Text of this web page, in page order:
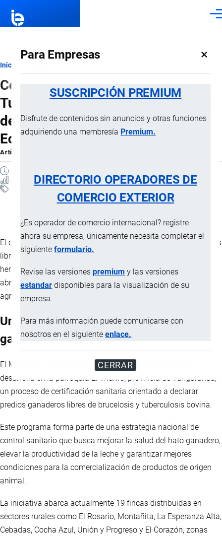
Para Empresas ×
SUSCRIPCIÓN PREMIUM
Disfrute de contenidos sin anuncios y otras funciones
adquiriendo una membresía Premium.
DIRECTORIO OPERADORES DE
COMERCIO EXTERIOR
¿Es operador de comercio internacional? registre
ahora su empresa, únicamente necesita completar el
siguienteformulario.
Revise las versionespremium y las versiones
estandar disponibles para la visualización de su
empresa.
Para más información puede comunicarse con
nosotros en el siguienteenlace.
CERRAR
Ruta
de
navegación
Inicio
Certificación sanitaria bovina en
Tungurahua impulsa oportunidades
de exportación ganadera en
Ecuador
Artículo
2 VISTAS
El control de enfermedades bovinas y la certificación de predios
libres de brucelosis y tuberculosis se posicionan como
herramientas clave para mejorar la productividad ganadera y
abrir nuevas oportunidades deexportaciónen el sector
agropecuario ecuatoriano.
Un programa sanitario para fortalecer la
ganadería lechera
El Ministerio de Agricultura, Ganadería y Pesca (MAGP)
desarrolla en la parroquia El Triunfo, provincia de Tungurahua,
un proceso de certificación sanitaria orientado a declarar
predios ganaderos libres de brucelosis y tuberculosis bovina.
Este programa forma parte de una estrategia nacional de
control sanitario que busca mejorar la salud del hato ganadero,
elevar la productividad de la leche y garantizar mejores
condiciones para la comercialización de productos de origen
animal.
La iniciativa abarca actualmente 19 fincas distribuidas en
sectores rurales como El Rosario, Montañita, La Esperanza Alta,
Cebadas, Cocha Azul, Unión y Progreso y El Corazón, zonas